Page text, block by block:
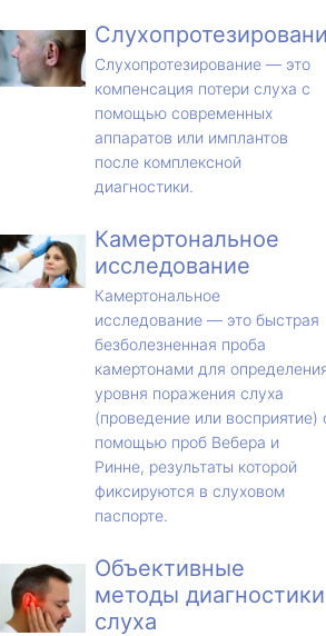
Слухопротезирование — это
компенсация потери слуха с
помощью современных
аппаратов или имплантов
после комплексной
диагностики.
Камертональное
исследование
Камертональное
исследование — это быстрая
безболезненная проба
камертонами для
уровня поражения слуха
(проведение или восприятие)
помощью проб Вебера и
Ринне, результаты которой
фиксируются в слуховом
паспорте.
Объективные
методы диагностики
слуха